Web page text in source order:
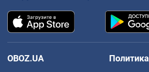
OBOZ.UA
Политика